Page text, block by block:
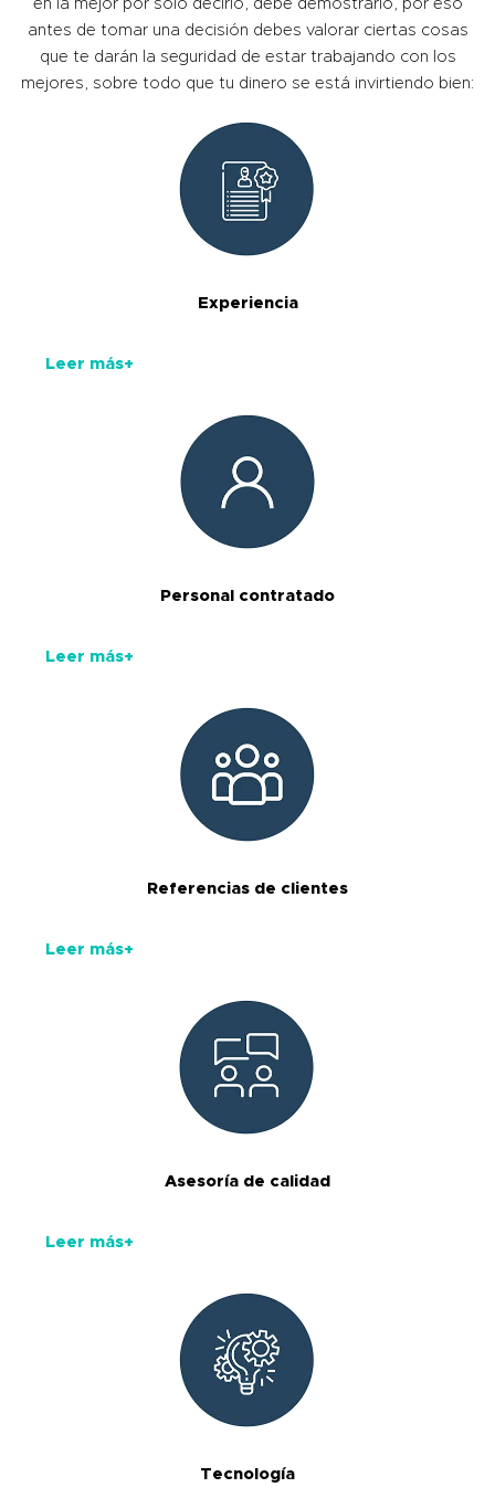
en la mejor por sólo decirlo, debe demostrarlo, por eso
antes de tomar una decisión debes valorar ciertas cosas
que te darán la seguridad de estar trabajando con los
mejores, sobre todo que tu dinero se está invirtiendo bien:
Experiencia
Leer más+
Personal contratado
Leer más+
Referencias de clientes
Leer más+
Asesoría de calidad
Leer más+
Tecnología